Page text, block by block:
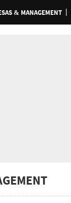
& MANAGEMENT